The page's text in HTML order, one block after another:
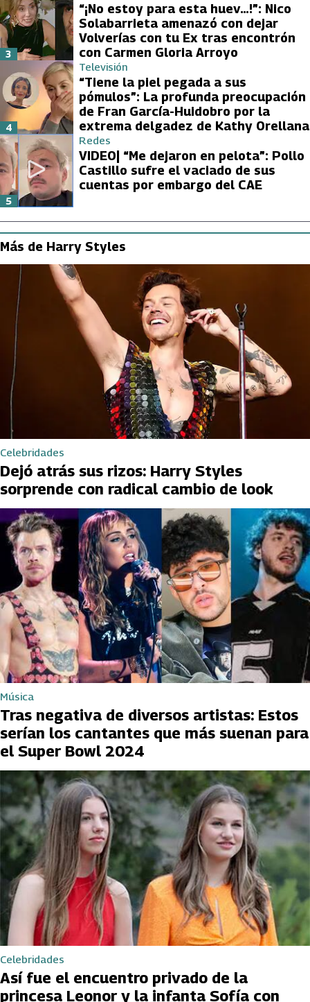
“¡No estoy para esta huev…!”: Nico
Solabarrieta amenazó con dejar
Volverías con tu Ex tras encontrón
con Carmen Gloria Arroyo
3
Televisión
“Tiene la piel pegada a sus
pómulos”: La profunda preocupación
de Fran García-Huidobro por la
extrema delgadez de Kathy Orellana
4
Redes
VIDEO| “Me dejaron en pelota”: Pollo
Castillo sufre el vaciado de sus
cuentas por embargo del CAE
5
Más de Harry Styles
Celebridades
Dejó atrás sus rizos: Harry Styles
sorprende con radical cambio de look
Música
Tras negativa de diversos artistas: Estos
serían los cantantes que más suenan para
el Super Bowl 2024
Celebridades
Así fue el encuentro privado de la
princesa Leonor y la infanta Sofía con